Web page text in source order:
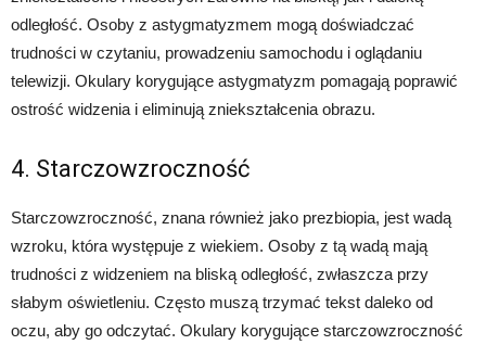
odległość. Osoby z astygmatyzmem mogą doświadczać
trudności w czytaniu, prowadzeniu samochodu i oglądaniu
telewizji. Okulary korygujące astygmatyzm pomagają poprawić
ostrość widzenia i eliminują zniekształcenia obrazu.
4. Starczowzroczność
Starczowzroczność, znana również jako prezbiopia, jest wadą
wzroku, która występuje z wiekiem. Osoby z tą wadą mają
trudności z widzeniem na bliską odległość, zwłaszcza przy
słabym oświetleniu. Często muszą trzymać tekst daleko od
oczu, aby go odczytać. Okulary korygujące starczowzroczność